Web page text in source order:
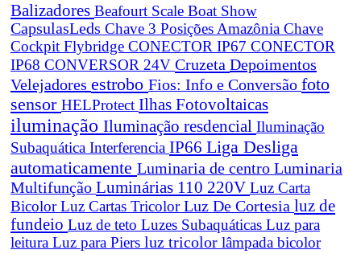
Balizadores Beafourt Scale Boat Show
CapsulasLeds Chave 3 Posições Amazônia Chave
Cockpit Flybridge CONECTOR IP67 CONECTOR
IP68 CONVERSOR 24V Cruzeta Depoimentos
Velejadores estrobo Fios: Info e Conversão foto
sensor HELProtect Ilhas Fotovoltaicas
iluminação Iluminação resdencial Iluminação
Subaquática Interferencia IP66 Liga Desliga
automaticamente Luminaria de centro Luminaria
Multifunção Luminárias 110 220V Luz Carta
BicolorLuz Cartas TricolorLuz De Cortesia luz de
fundeio Luz de teto Luzes Subaquáticas Luz para
leitura Luz para Piers luz tricolor lâmpada bicolor